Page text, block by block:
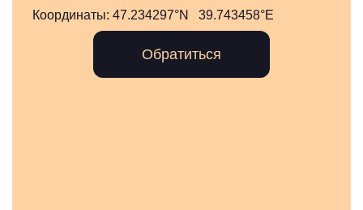
Координаты: 47.234297°N 39.743458°E
Обратиться